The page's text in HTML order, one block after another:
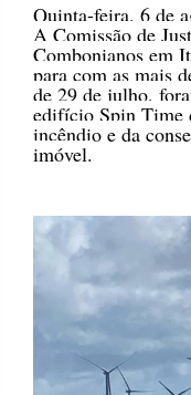
Quinta-feira, 6 de
A Comissão de
Combonianos em
para com as mais
de 29 de julho,
edifício Spin Time
incêndio e da
imóvel.